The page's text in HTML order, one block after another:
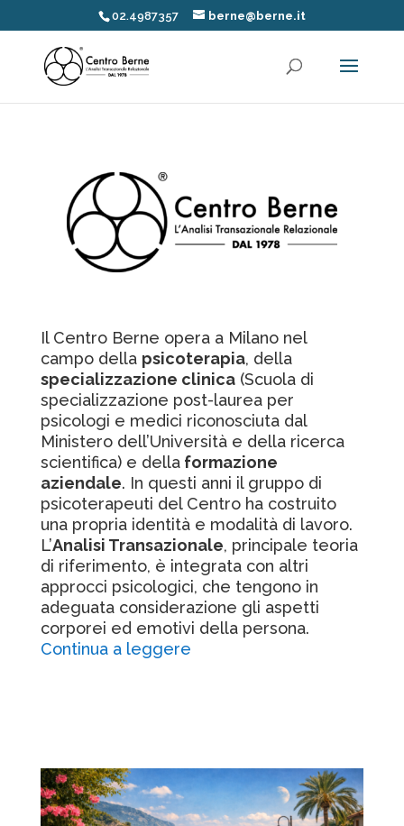
02.4987357 berne@berne.it
Il Centro Berne opera a Milano nel
campo della psicoterapia, della
specializzazione clinica(Scuola di
specializzazione post-laurea per
psicologi e medici riconosciuta dal
Ministero dell’Università e della ricerca
scientifica) e dellaformazione
aziendale. In questi anni il gruppo di
psicoterapeuti del Centro ha costruito
una propria identità e modalità di lavoro.
L’Analisi Transazionale, principale teoria
di riferimento, è integrata con altri
approcci psicologici, che tengono in
adeguata considerazione gli aspetti
corporei ed emotivi della persona.
Continua a leggere